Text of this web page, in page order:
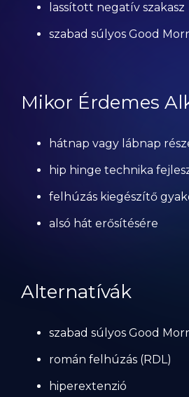
lassított negatív szakasz
szabad súlyos Good
Mikor Érdemes
hátnap vagy lábnap
hip hinge technika
felhúzás kiegészítő
alsó hát erősítésére
Alternatívák
szabad súlyos Good
román felhúzás (RDL)
hiperextenzió